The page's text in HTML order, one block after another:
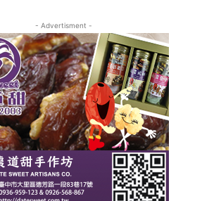
- Advertisment -